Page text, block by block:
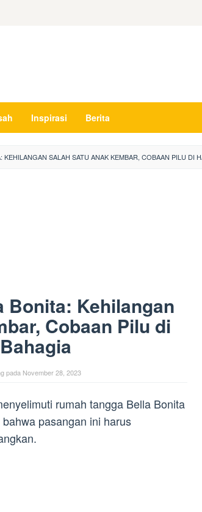
Inspirasi Berita
KEHILANGAN SALAH SATU ANAK KEMBAR, COBAAN PILU DI
Bonita: Kehilangan
Cobaan Pilu di
pada November 28, 2023
rumah tangga Bella Bonita
pasangan ini harus